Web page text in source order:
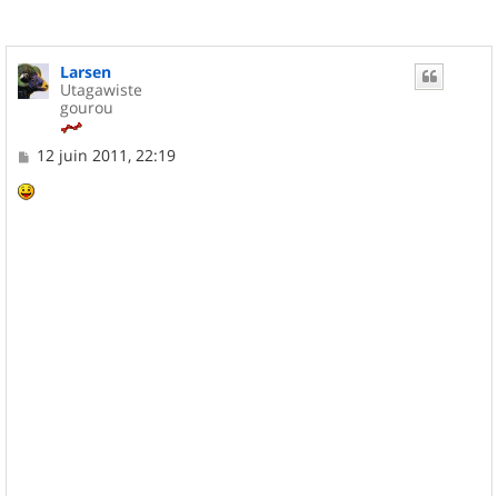
Larsen
Utagawiste
gourou
M
s
12 juin 2011, 22:19